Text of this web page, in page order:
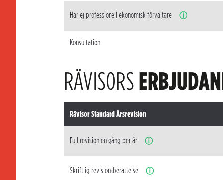
Har ej professionell ekonomisk förvaltare ⓘ
Konsultation
RÄVISORS
Rävisor Standard Årsrevision
Full revision en gång per år ⓘ
Skriftlig revisionsberättelse ⓘ